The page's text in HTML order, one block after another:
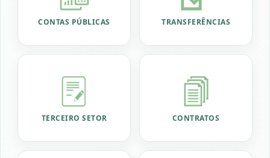
CONTAS PÚBLICAS TRANSFERÊNCIAS
TERCEIRO SETOR CONTRATOS